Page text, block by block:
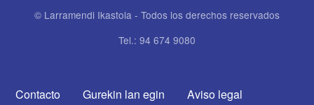
© Larramendi Ikastola - Todos los derechos reservados
Tel.: 94 674 9080
CONTACTA CON NOSOTROS
Contacto Gurekin lan egin
Aviso legal